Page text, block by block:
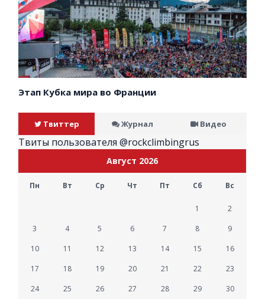
Этап Кубка мира во Франции
Твиттер Журнал Видео
Твиты пользователя @rockclimbingrus
Август 2026
Пн Вт Ср Чт Пт Сб Вс
1
2
3
4 5 6 7 8
9
10
11 12 13 14 15
16
17
18 19 20 21 22
23
24
25 26 27 28 29
30